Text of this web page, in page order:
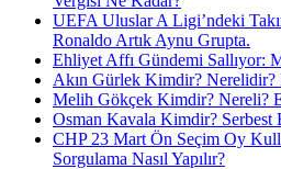
UEFA Uluslar A Ligi’ndeki
Ronaldo Artık Aynu Grupta.
Ehliyet Affı Gündemi Sallıyor:
Akın Gürlek Kimdir?
Melih Gökçek Kimdir? Nereli?
Osman Kavala Kimdir? Serbest
CHP 23 Mart Ön Seçim Oy
Sorgulama Nasıl Yapılır?